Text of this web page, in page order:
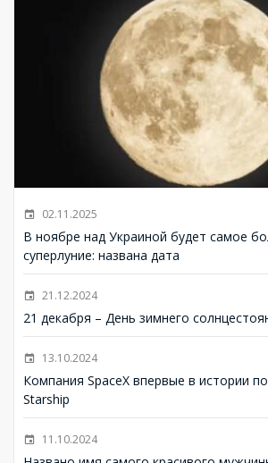
02.11.2025
В ноябре над Украиной будет самое
суперлуние: названа дата
21.12.2024
21 декабря – День зимнего
13.10.2024
Компания SpaceX впервые в истории
Starship
11.10.2024